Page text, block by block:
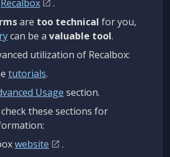
Recalbox
.
are too technical for you,
can be a valuable tool.
utilization of Recalbox:
tutorials.
Usage section.
these sections for
website
.